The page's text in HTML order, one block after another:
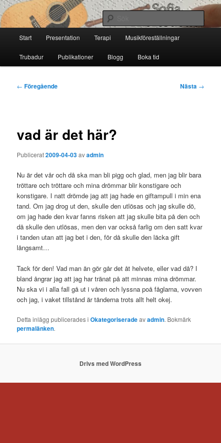
Hoppa
till
primärt
innehållSofia Thoresdotter
Start Presentation Terapi Musikföreställningar
Trubadur Publikationer Blogg Boka tid
Inläggsnavigering
← Föregående Nästa →
vad är det här?
Publicerat2009-04-03avadmin
Nu är det vår och då ska man bli pigg och glad, men jag blir bara
tröttare och tröttare och mina drömmar blir konstigare och
konstigare. I natt drömde jag att jag hade en giftampull i min ena
tand. Om jag drog ut den, skulle den utlösas och jag skulle dö,
om jag hade den kvar fanns risken att jag skulle bita på den och
då skulle den utlösas, men den var också farlig om den satt kvar
i tanden utan att jag bet i den, för då skulle den läcka gift
långsamt…
Tack för den! Vad man än gör går det åt helvete, eller vad då? I
bland ångrar jag att jag har tränat på att minnas mina drömmar.
Nu ska vi i alla fall gå ut i våren och lyssna poå fåglarna, vovven
och jag, i vaket tillstånd är tänderna trots allt helt okej.
Detta inlägg publicerades iOkategoriseradeavadmin. Bokmärk
permalänken.
Drivs med WordPress